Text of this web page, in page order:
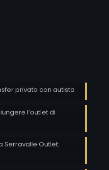
privato con autista
l’outlet di
Serravalle Outlet: